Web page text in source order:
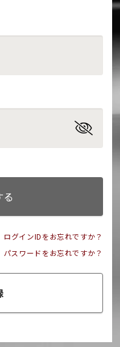
る
ログインIDをお忘れですか？
パスワードをお忘れですか？